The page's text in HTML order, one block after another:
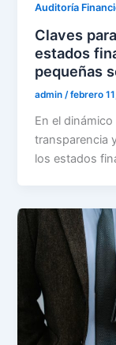
Auditoría
Claves
estados
pequeñas
admin/febrero
En el
transparencia
los estados